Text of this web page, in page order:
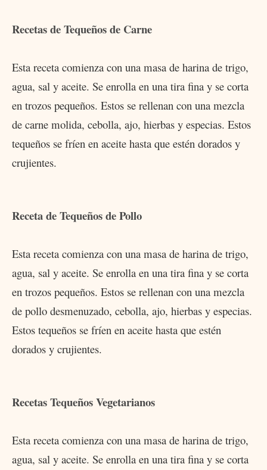
Recetas de Tequeños de Carne
Esta receta comienza con una masa de harina de trigo,
agua, sal y aceite. Se enrolla en una tira fina y se corta
en trozos pequeños. Estos se rellenan con una mezcla
de carne molida, cebolla, ajo, hierbas y especias. Estos
tequeños se fríen en aceite hasta que estén dorados y
crujientes.
Receta de Tequeños de Pollo
Esta receta comienza con una masa de harina de trigo,
agua, sal y aceite. Se enrolla en una tira fina y se corta
en trozos pequeños. Estos se rellenan con una mezcla
de pollo desmenuzado, cebolla, ajo, hierbas y especias.
Estos tequeños se fríen en aceite hasta que estén
dorados y crujientes.
Recetas Tequeños Vegetarianos
Esta receta comienza con una masa de harina de trigo,
agua, sal y aceite. Se enrolla en una tira fina y se corta